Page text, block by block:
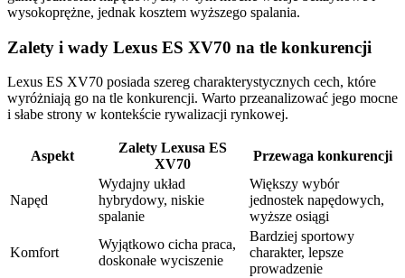
wysokoprężne, jednak kosztem wyższego spalania.
Zalety i wady Lexus ES XV70 na tle konkurencji
Lexus ES XV70 posiada szereg charakterystycznych cech, które
wyróżniają go na tle konkurencji. Warto przeanalizować jego mocne
i słabe strony w kontekście rywalizacji rynkowej.
Aspekt
Zalety Lexusa ES
XV70
Przewaga konkurencji
Napęd
Wydajny układ
hybrydowy, niskie
spalanie
Większy wybór
jednostek napędowych,
wyższe osiągi
Komfort
Wyjątkowo cicha praca,
doskonałe wyciszenie
Bardziej sportowy
charakter, lepsze
prowadzenie